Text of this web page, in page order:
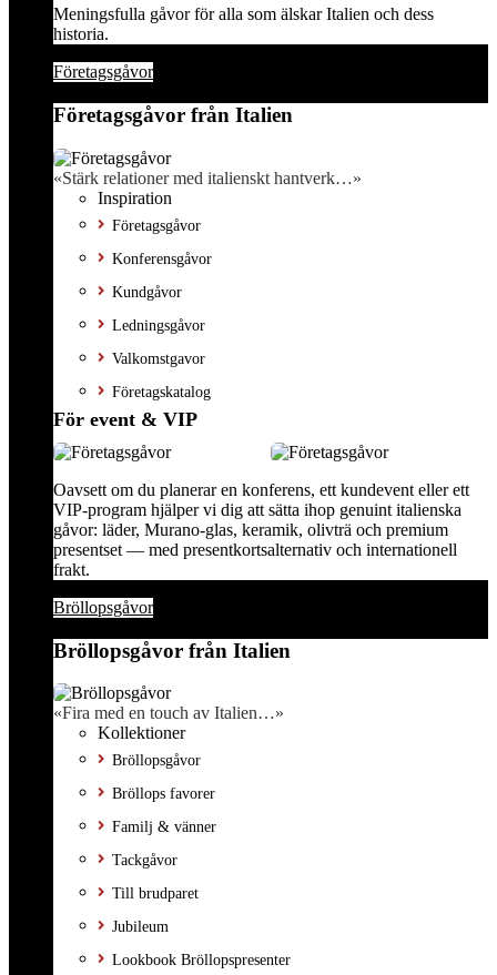
Meningsfulla gåvor för alla som älskar Italien och dess
historia.
Företagsgåvor
Företagsgåvor från Italien
«Stärk relationer med italienskt hantverk…»
Inspiration
Företagsgåvor
Konferensgåvor
Kundgåvor
Ledningsgåvor
Valkomstgavor
Företagskatalog
För event & VIP
Oavsett om du planerar en konferens, ett kundevent eller ett
VIP-program hjälper vi dig att sätta ihop genuint italienska
gåvor: läder, Murano-glas, keramik, olivträ och premium
presentset — med presentkortsalternativ och internationell
frakt.
Bröllopsgåvor
Bröllopsgåvor från Italien
«Fira med en touch av Italien…»
Kollektioner
Bröllopsgåvor
Bröllops favorer
Familj & vänner
Tackgåvor
Till brudparet
Jubileum
Lookbook Bröllopspresenter